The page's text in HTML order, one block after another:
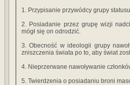
1. Przypisanie przywódcy grupy
2. Posiadanie przez grupę wizji
mógł się on odrodzić.
3. Obecność w ideologii grupy
zniszczenia świata po to, aby świat
4. Nieprzerwane nawoływanie
5. Twierdzenia o posiadaniu broni